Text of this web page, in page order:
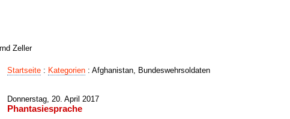
Zeller
Startseite : Kategorien : Afghanistan, Bundeswehrsoldaten
Donnerstag, 20. April 2017
Phantasiesprache